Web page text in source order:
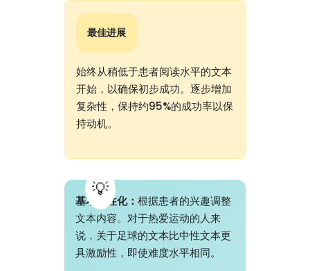
最佳进展
始终从稍低于患者阅读水平的文本
开始，以确保初步成功。逐步增加
复杂性，保持约95%的成功率以保
持动机。
基本个性化： 根据患者的兴趣调整
文本内容。对于热爱运动的人来
说，关于足球的文本比中性文本更
具激励性，即使难度水平相同。